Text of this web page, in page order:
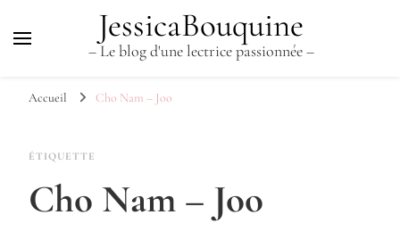
JessicaBouquine
– Le blog d'une lectrice passionnée –
Accueil Cho Nam – Joo
ÉTIQUETTE
Cho Nam – Joo